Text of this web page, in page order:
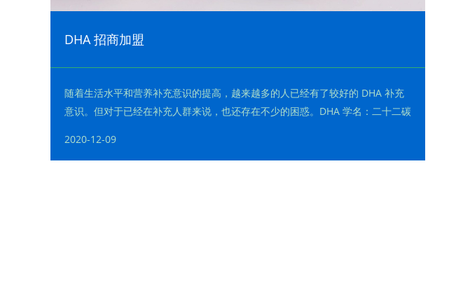
DHA 招商加盟
随着生活水平和营养补充意识的提高，越来越多的人已经有了较好的 DHA 补充
意识。但对于已经在补充人群来说，也还存在不少的困惑。DHA 学名：二十二碳
2020-12-09